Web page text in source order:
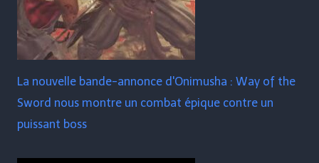
La nouvelle bande-annonce d'Onimusha : Way of the
Sword nous montre un combat épique contre un
puissant boss